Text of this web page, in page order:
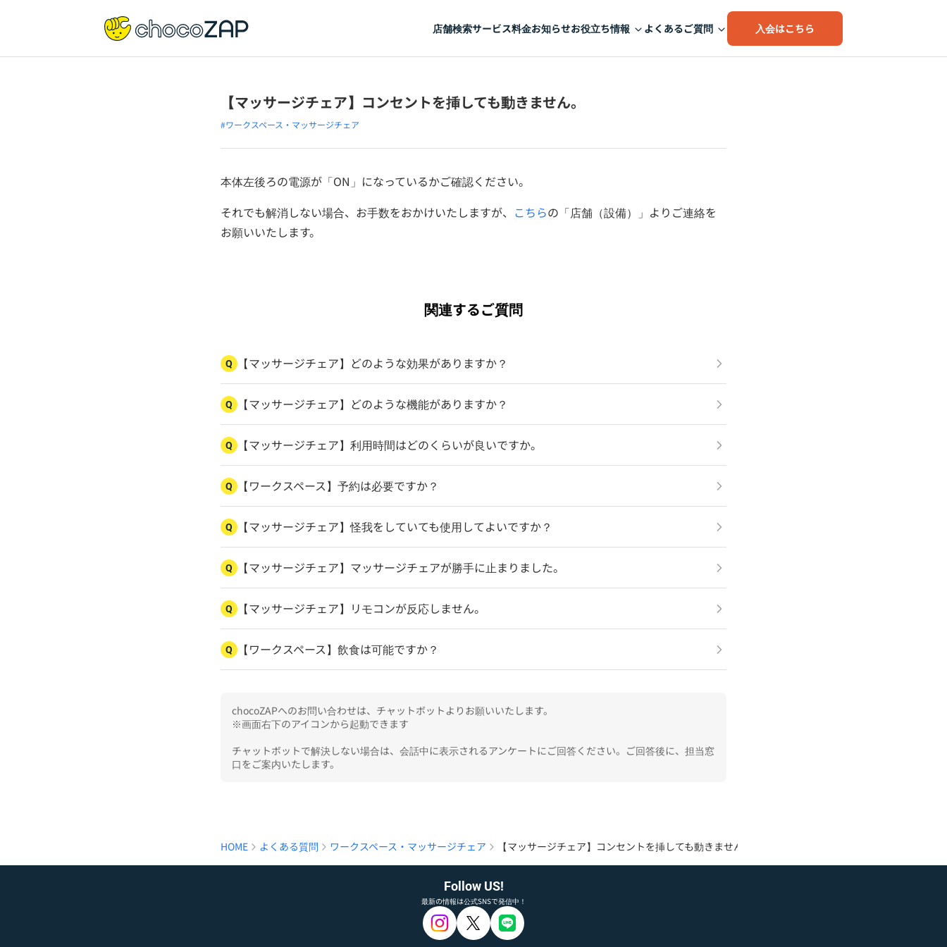
店舗検索サービス料金お知らせお役立ち情報 よくあるご質問 入会はこちら
【マッサージチェア】コンセントを挿しても動きません。
#ワークスペース・マッサージチェア
本体左後ろの電源が「ON」になっているかご確認ください。
それでも解消しない場合、お手数をおかけいたしますが、 こちらの「店舗（設備）」よりご連絡を
お願いいたします。
関連するご質問
Q 【マッサージチェア】どのような効果がありますか？
Q 【マッサージチェア】どのような機能がありますか？
Q 【マッサージチェア】利用時間はどのくらいが良いですか。
Q 【ワークスペース】予約は必要ですか？
Q 【マッサージチェア】怪我をしていても使用してよいですか？
Q 【マッサージチェア】マッサージチェアが勝手に止まりました。
Q 【マッサージチェア】リモコンが反応しません。
Q 【ワークスペース】飲食は可能ですか？
chocoZAPへのお問い合わせは、チャットボットよりお願いいたします。
※画面右下のアイコンから起動できます
チャットボットで解決しない場合は、会話中に表示されるアンケートにご回答ください。ご回答後に、担当窓
口をご案内いたします。
HOME よくある質問 ワークスペース・マッサージチェア 【マッサージチェア】コンセントを挿しても動きません。
Follow US!
最新の情報は公式SNSで発信中！